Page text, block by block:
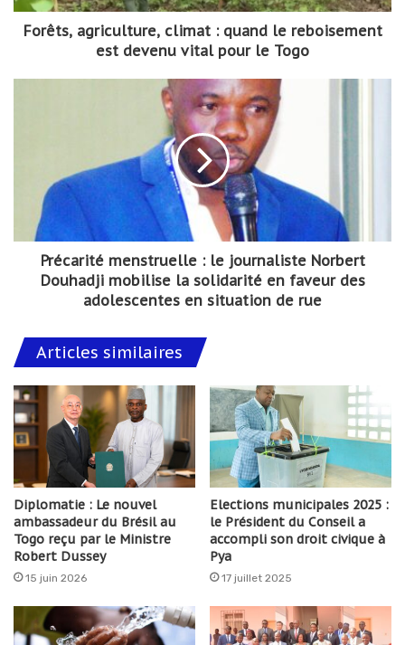
Forêts, agriculture, climat : quand le reboisement
est devenu vital pour le Togo
Précarité menstruelle : le journaliste Norbert
Douhadji mobilise la solidarité en faveur des
adolescentes en situation de rue
Articles similaires
Diplomatie : Le nouvel
ambassadeur du Brésil au
Togo reçu par le Ministre
Robert Dussey
15 juin 2026
Elections municipales 2025 :
le Président du Conseil a
accompli son droit civique à
Pya
17 juillet 2025